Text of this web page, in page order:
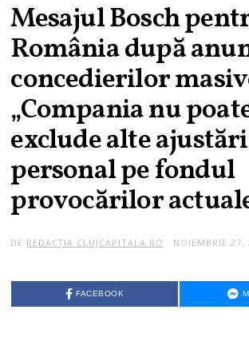
Mesajul Bosch
România după
concedierilor
„Compania nu
exclude alte
personal pe fondul
provocărilor
DE REDACȚIA CLUJCAPITALA.RO NOIEMBRIE 27,
FACEBOOK